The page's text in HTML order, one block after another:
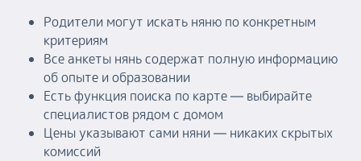
Родители могут искать няню по конкретным
критериям
Все анкеты нянь содержат полную информацию
об опыте и образовании
Есть функция поиска по карте — выбирайте
специалистов рядом с домом
Цены указывают сами няни — никаких скрытых
комиссий